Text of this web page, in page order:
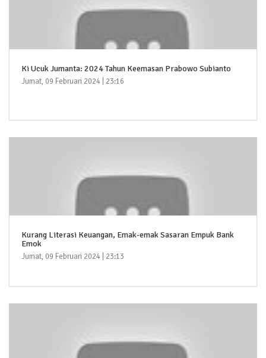
Ki Ucuk Jumanta: 2024 Tahun Keemasan Prabowo Subianto
Jumat, 09 Februari 2024 | 23:16
Kurang Literasi Keuangan, Emak-emak Sasaran Empuk Bank
Emok
Jumat, 09 Februari 2024 | 23:13